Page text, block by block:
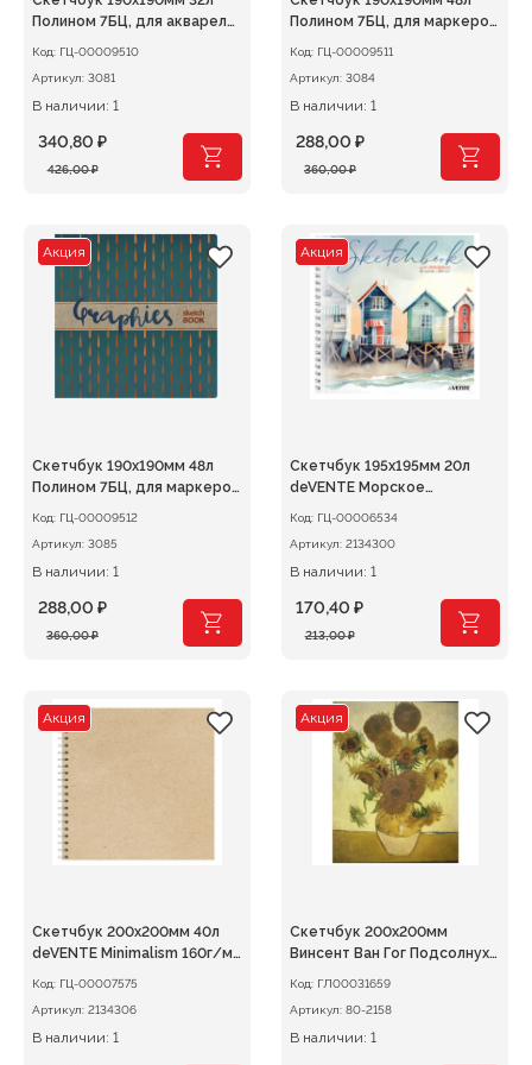
Полином 7БЦ, для акварели
200г/м2 Гознак
Код: ГЦ-00009510
Артикул: 3081
В наличии: 1
426,00₽
Первоначальная
426,00 ₽.
340,80 ₽
Текущая
Полином 7БЦ, для маркеров
Код: ГЦ-00009511
Артикул: 3084
В наличии: 1
360,00₽
Первоначальная
360,00 ₽.
288,00 ₽
Текущая
Акция
Скетчбук 190х190мм 48л
Полином 7БЦ, для маркеров
Код: ГЦ-00009512
Артикул: 3085
В наличии: 1
360,00₽
Первоначальная
360,00 ₽.
288,00 ₽
Текущая
Акция
Скетчбук 195х195мм 20л
deVENTE Морское
побережье 200г/м2,
Код: ГЦ-00006534
Артикул: 2134300
В наличии: 1
213,00₽
Первоначальная
213,00 ₽.
170,40 ₽
Текущая
Акция
Скетчбук 200х200мм 40л
deVENTE Minimalism 160г/м,
Код: ГЦ-00007575
Артикул: 2134306
В наличии: 1
Акция
Скетчбук 200х200мм
Винсент Ван Гог Подсолнухи
Код: ГЛ00031659
Артикул: 80-2158
В наличии: 1